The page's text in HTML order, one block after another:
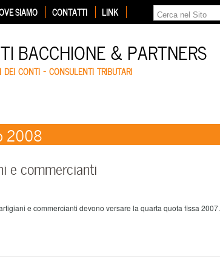
SIAMO CONTATTI LINK
BACCHIONE & PARTNERS
CONTI – CONSULENTI TRIBUTARI
2008
e commercianti
e commercianti devono versare la quarta quota fissa 2007.